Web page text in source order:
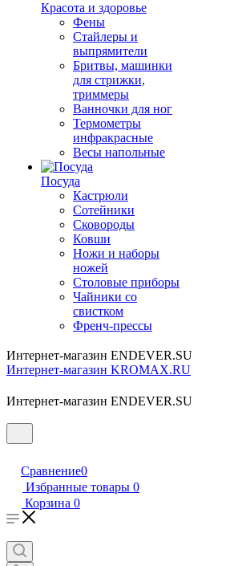
Красота и здоровье
Фены
Стайлеры и
выпрямители
Бритвы, машинки
для стрижки,
триммеры
Ванночки для ног
Термометры
инфракрасные
Весы напольные
Посуда
Кастрюли
Сотейники
Сковороды
Ковши
Ножи и наборы
ножей
Столовые приборы
Чайники со
свистком
Френч-прессы
Интернет-магазин ENDEVER.SU
Интернет-магазин KROMAX.RU
Интернет-магазин ENDEVER.SU
Сравнение0
Избранные товары 0
Корзина 0